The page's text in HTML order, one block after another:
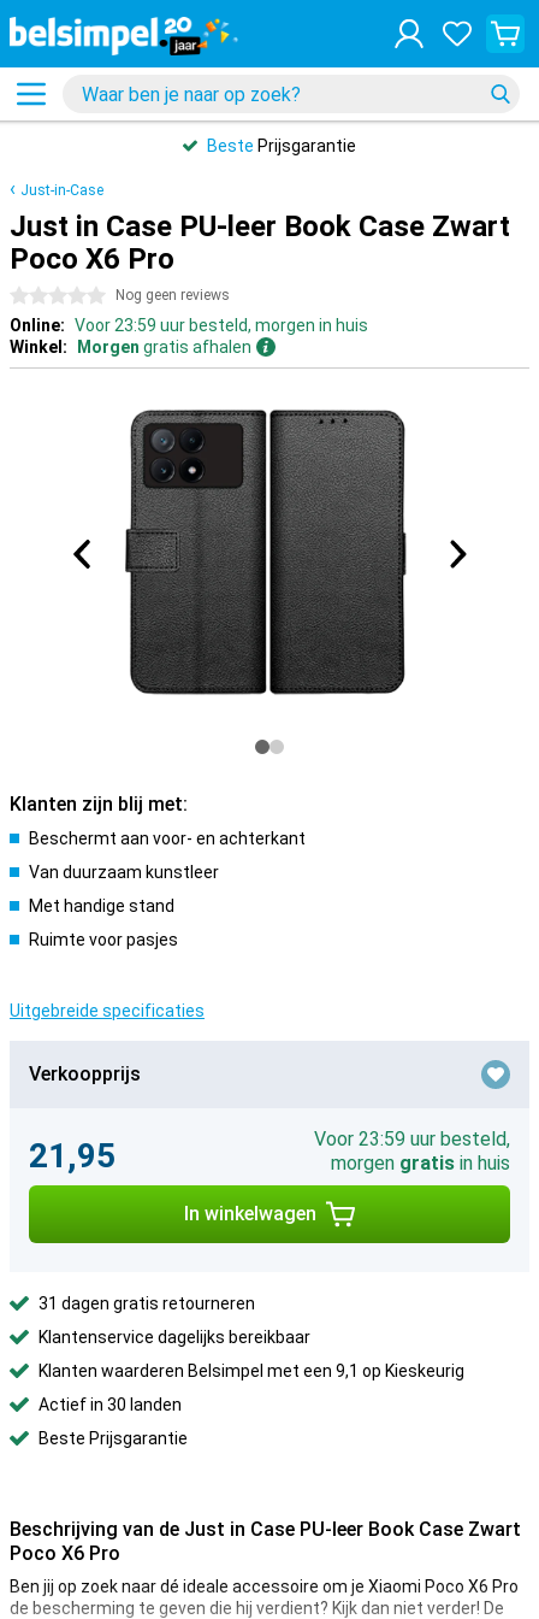
Beste Prijsgarantie
Just-in-Case
Just in Case PU-leer Book Case Zwart
Poco X6 Pro
0 sterren Nog geen reviews
Online: Voor 23:59 uur besteld, morgen in huis
Winkel:
Morgen gratis afhalen
Klanten zijn blij met:
Beschermt aan voor- en achterkant
Van duurzaam kunstleer
Met handige stand
Ruimte voor pasjes
Uitgebreide specificaties
Verkoopprijs
21,95
Voor 23:59 uur besteld,
morgen gratis in huis
In winkelwagen
31 dagen gratis retourneren
Klantenservice dagelijks bereikbaar
Klanten waarderen Belsimpel met een 9,1 op Kieskeurig
Actief in 30 landen
Beste Prijsgarantie
Beschrijving van de Just in Case PU-leer Book Case Zwart
Poco X6 Pro
Ben jij op zoek naar dé ideale accessoire om je Xiaomi Poco X6 Pro
de bescherming te geven die hij verdient? Kijk dan niet verder! De